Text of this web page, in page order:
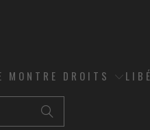
MONTRE DROITS